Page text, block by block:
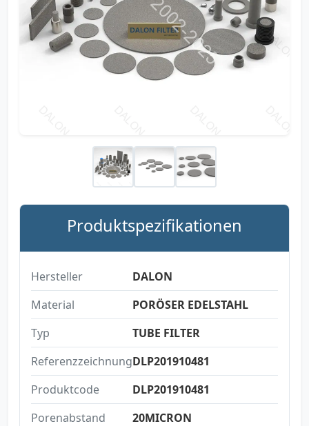
Produktspezifikationen
Hersteller
DALON
Material
PORÖSER EDELSTAHL
Typ
TUBE FILTER
ReferenzzeichnungDLP201910481
Produktcode
DLP201910481
Porenabstand
20MICRON